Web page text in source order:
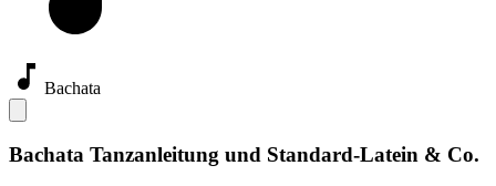
Bachata
Bachata Tanzanleitung und Standard-Latein & Co.